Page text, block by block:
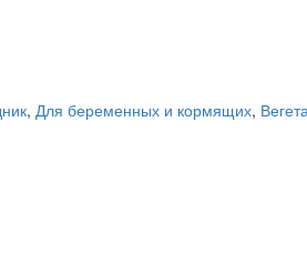
, Для беременных и кормящих,